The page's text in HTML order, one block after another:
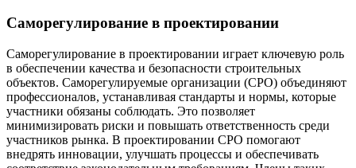
Саморегулирование в проектировании
Саморегулирование в проектировании играет ключевую роль
в обеспечении качества и безопасности строительных
объектов. Саморегулируемые организации (СРО) объединяют
профессионалов, устанавливая стандарты и нормы, которые
участники обязаны соблюдать. Это позволяет
минимизировать риски и повышать ответственность среди
участников рынка. В проектировании СРО помогают
внедрять инновации, улучшать процессы и обеспечивать